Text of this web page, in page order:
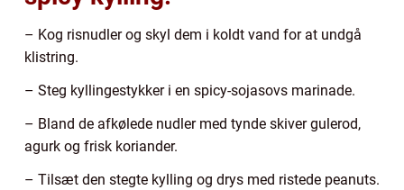
– Kog risnudler og skyl dem i koldt vand for at undgå
klistring.
– Steg kyllingestykker i en spicy-sojasovs marinade.
– Bland de afkølede nudler med tynde skiver gulerod,
agurk og frisk koriander.
– Tilsæt den stegte kylling og drys med ristede peanuts.